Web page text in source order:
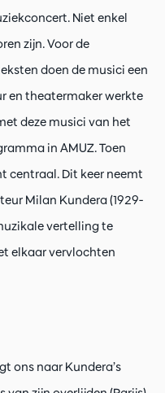
Niet enkel
zijn. Voor de
doen de musici een
en theatermaker werkte
deze musici van het
in AMUZ. Toen
centraal. Dit keer neemt
Milan Kundera (1929-
vertelling te
elkaar vervlochten
ons naar Kundera’s